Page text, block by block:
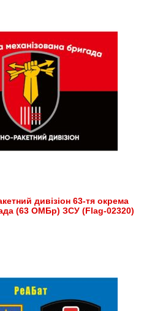
дивізіон 63-тя окрема
(63 ОМБр) ЗСУ (Flag-02320)